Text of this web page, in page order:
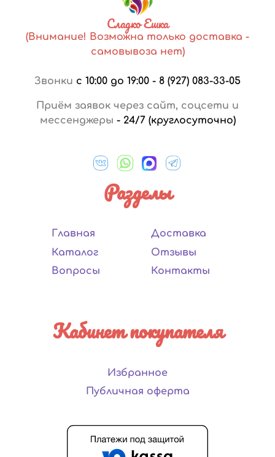
Сладко Ешка
(Внимание! Возможна только доставка -
самовывоза нет)
Звонки с 10:00 до 19:00 - 8 (927) 083-33-05
Приём заявок через сайт, соцсети и
мессенджеры - 24/7 (круглосуточно)
Разделы
Главная
Каталог
Вопросы
Доставка
Отзывы
Контакты
Кабинет покупателя
Избранное
Публичная оферта